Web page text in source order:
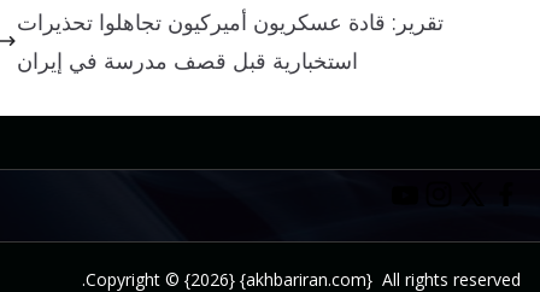
تقرير: قادة عسكريون أميركيون تجاهلوا تحذيرات
استخبارية قبل قصف مدرسة في إيران
Copyright © {2026} {akhbariran.com} All rights reserved.